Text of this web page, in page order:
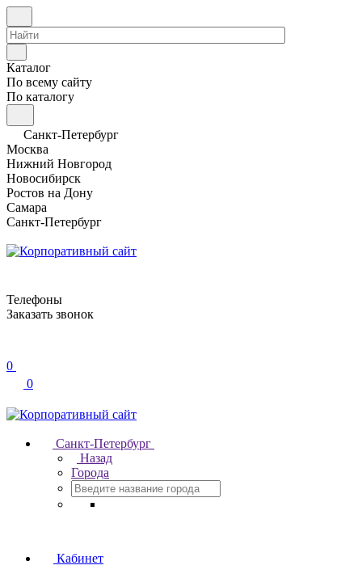
Каталог
По всему сайту
По каталогу
Санкт-Петербург
Москва
Нижний Новгород
Новосибирск
Ростов на Дону
Самара
Санкт-Петербург
Телефоны
Заказать звонок
0
0
Санкт-Петербург
Назад
Города
Кабинет